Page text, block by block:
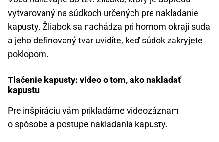
vytvarovaný na súdkoch určených pre nakladanie
kapusty. Žliabok sa nachádza pri hornom okraji suda
a jeho definovaný tvar uvidíte, keď súdok zakryjete
poklopom.
Tlačenie kapusty: video o tom, ako nakladať
kapustu
Pre inšpiráciu vám prikladáme videozáznam
o spôsobe a postupe nakladania kapusty.